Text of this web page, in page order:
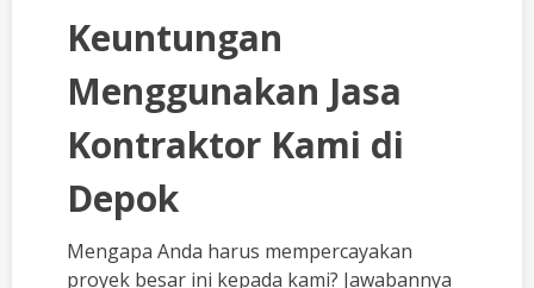
Keuntungan
Menggunakan Jasa
Kontraktor Kami di
Depok
Mengapa Anda harus mempercayakan
proyek besar ini kepada kami? Jawabannya